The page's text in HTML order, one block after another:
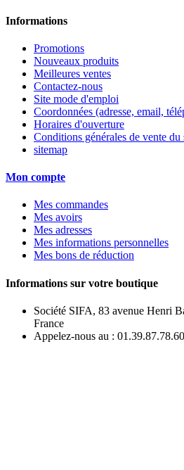
Informations
Promotions
Nouveaux produits
Meilleures ventes
Contactez-nous
Site mode d'emploi
Coordonnées (adresse, email,
Horaires d'ouverture
Conditions générales de vente du
sitemap
Mon compte
Mes commandes
Mes avoirs
Mes adresses
Mes informations personnelles
Mes bons de réduction
Informations sur votre boutique
Société SIFA, 83 avenue Henri
France
Appelez-nous au : 01.39.87.78.60